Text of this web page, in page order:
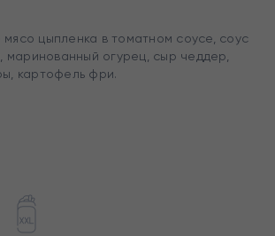
цыпленка в томатном соусе, соус
маринованный огурец, сыр чеддер,
картофель фри.